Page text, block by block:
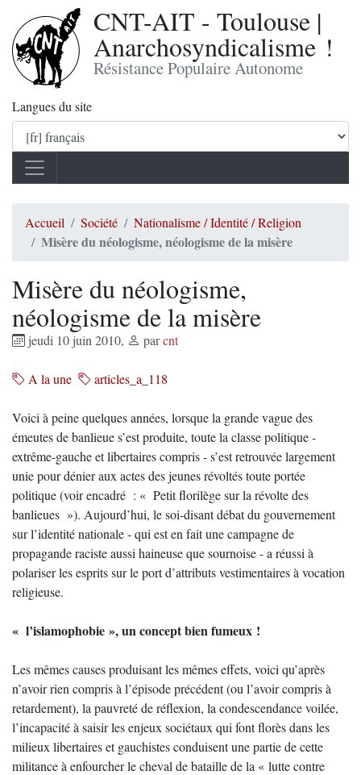
CNT-AIT - Toulouse |
Anarchosyndicalisme !
Résistance Populaire Autonome
Langues du site
Accueil Société Nationalisme / Identité / Religion
Misère du néologisme, néologisme de la misère
Misère du néologisme,
néologisme de la misère
jeudi 10 juin 2010, parcnt
A la une articles_a_118
Voici à peine quelques années, lorsque la grande vague des
émeutes de banlieue s’est produite, toute la classe politique -
extrême-gauche et libertaires compris - s’est retrouvée largement
unie pour dénier aux actes des jeunes révoltés toute portée
politique (voir encadré : « Petit florilège sur la révolte des
banlieues »). Aujourd’hui, le soi-disant débat du gouvernement
sur l’identité nationale - qui est en fait une campagne de
propagande raciste aussi haineuse que sournoise - a réussi à
polariser les esprits sur le port d’attributs vestimentaires à vocation
religieuse.
« l’islamophobie », un concept bien fumeux !
Les mêmes causes produisant les mêmes effets, voici qu’après
n’avoir rien compris à l’épisode précédent (ou l’avoir compris à
retardement), la pauvreté de réflexion, la condescendance voilée,
l’incapacité à saisir les enjeux sociétaux qui font florès dans les
milieux libertaires et gauchistes conduisent une partie de cette
militance à enfourcher le cheval de bataille de la « lutte contre